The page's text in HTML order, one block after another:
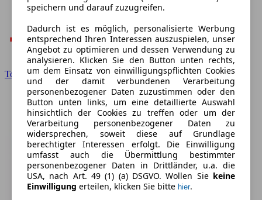
Toyota
speichern und darauf zuzugreifen.
Dadurch ist es möglich, personalisierte Werbung
entsprechend Ihren Interessen auszuspielen, unser
Angebot zu optimieren und dessen Verwendung zu
analysieren. Klicken Sie den Button unten rechts,
um dem Einsatz von einwilligungspflichten Cookies
und der damit verbundenen Verarbeitung
personenbezogener Daten zuzustimmen oder den
Button unten links, um eine detaillierte Auswahl
hinsichtlich der Cookies zu treffen oder um der
Verarbeitung personenbezogener Daten zu
widersprechen, soweit diese auf Grundlage
berechtigter Interessen erfolgt. Die Einwilligung
umfasst auch die Übermittlung bestimmter
personenbezogener Daten in Drittländer, u.a. die
USA, nach Art. 49 (1) (a) DSGVO. Wollen Sie keine
Einwilligung erteilen, klicken Sie bitte hier.